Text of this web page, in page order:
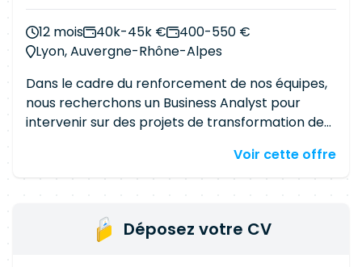
Assistance Applicative, Conduite des Échanges
et Gestion des Accès
12 mois 40k-45k €
400-550 €
Lyon, Auvergne-Rhône-Alpes
Dans le cadre du renforcement de nos équipes,
nous recherchons un Business Analyst pour
intervenir sur des projets de transformation des
analyser et formaliser les besoins métiers.
Animer des ateliers avec les utilisateurs et les
fonctionnelles et les User Stories. Accompagner
les équipes de développement tout au long du
Voir cette offre
Déposez votre CV